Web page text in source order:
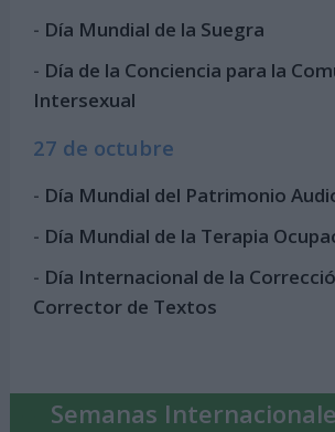
- Día Mundial de la Suegra
- Día de la Conciencia para la
Intersexual
27 de octubre
- Día Mundial del Patrimonio
- Día Mundial de la Terapia
- Día Internacional de la
Corrector de Textos
Semanas